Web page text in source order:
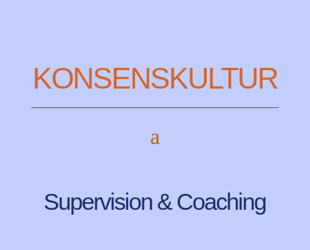
KONSENSKULTUR
Supervision & Coaching